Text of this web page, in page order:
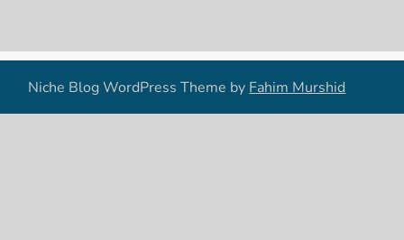
Niche Blog WordPress Theme by Fahim Murshid